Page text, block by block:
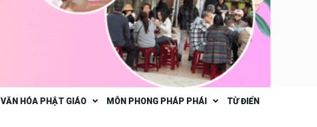
VĂN HÓA PHẬT GIÁO MÔN PHONG PHÁP PHÁI TỪ ĐIỂN